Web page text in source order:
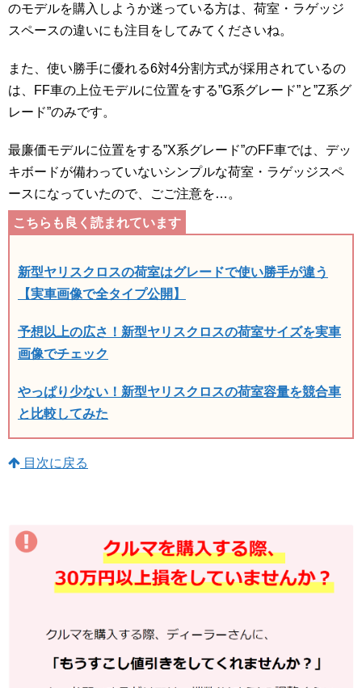
のモデルを購入しようか迷っている方は、荷室・ラゲッジ
スペースの違いにも注目をしてみてくださいね。
また、使い勝手に優れる6対4分割方式が採用されているの
は、FF車の上位モデルに位置をする”G系グレード”と”Z系グ
レード”のみです。
最廉価モデルに位置をする”X系グレード”のFF車では、デッ
キボードが備わっていないシンプルな荷室・ラゲッジスペ
ースになっていたので、ごご注意を…。
新型ヤリスクロスの荷室はグレードで使い勝手が違う
【実車画像で全タイプ公開】
予想以上の広さ！新型ヤリスクロスの荷室サイズを実車
画像でチェック
やっぱり少ない！新型ヤリスクロスの荷室容量を競合車
と比較してみた
目次に戻る